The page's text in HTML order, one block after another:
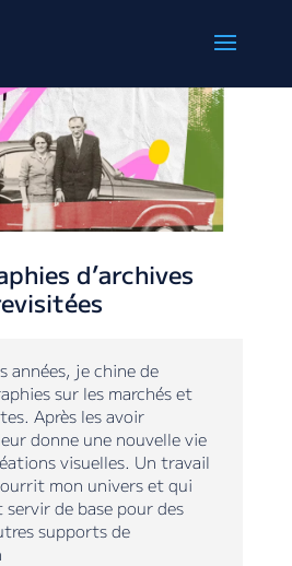
d’archives
années, je chine de
sur les marchés et
Après les avoir
donne une nouvelle vie
visuelles. Un travail
mon univers et qui
de base pour des
supports de